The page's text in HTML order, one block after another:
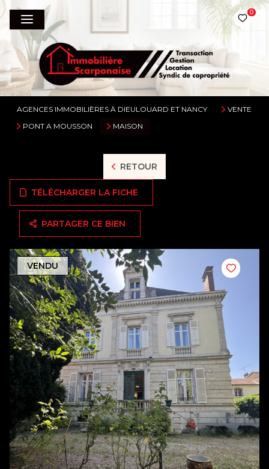
0
AGENCES IMMOBILIÈRES À DIEULOUARD ET NANCY
VENTE
PONT A MOUSSON
MAISON
RETOUR
TÉLÉCHARGER LA FICHE
PARTAGER CE BIEN
VENDU